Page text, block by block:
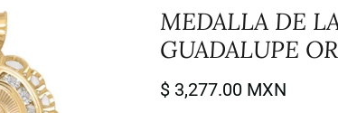
MEDALLA DE
GUADALUPE
$ 3,277.00 MXN